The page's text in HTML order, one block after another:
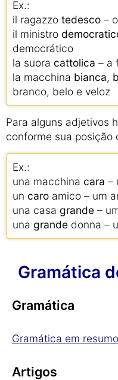
Ex.:
il ragazzo tedesco –
il ministro
democrático
la suora cattolica – a
la macchina bianca,
branco, belo e veloz
Para alguns adjetivos
conforme sua posição
Ex.:
una macchina cara –
un caro amico – um
una casa grande –
una grande donna –
Gramática
Gramática
Gramática em resumo
Artigos